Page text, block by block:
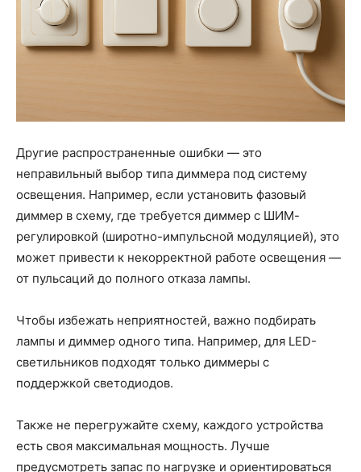
Другие распространенные ошибки — это
неправильный выбор типа диммера под систему
освещения. Например, если установить фазовый
диммер в схему, где требуется диммер с ШИМ-
регулировкой (широтно-импульсной модуляцией), это
может привести к некорректной работе освещения —
от пульсаций до полного отказа лампы.
Чтобы избежать неприятностей, важно подбирать
лампы и диммер одного типа. Например, для LED-
светильников подходят только диммеры с
поддержкой светодиодов.
Также не перегружайте схему, каждого устройства
есть своя максимальная мощность. Лучше
предусмотреть запас по нагрузке и ориентироваться